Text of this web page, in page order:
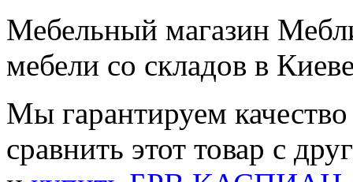
Мебельный магазин
мебели со складов в
Мы гарантируем
сравнить этот товар с